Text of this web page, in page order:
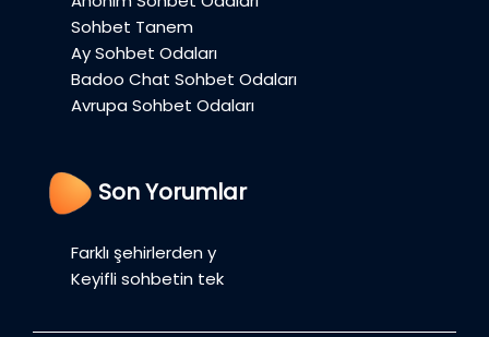
Sohbet Tanem
Ay Sohbet Odaları
Badoo Chat Sohbet Odaları
Avrupa Sohbet Odaları
Son Yorumlar
Farklı şehirlerden y
Keyifli sohbetin tek